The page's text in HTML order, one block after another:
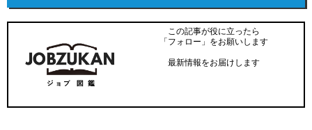
この記事が役に立ったら
「フォロー」をお願いします
最新情報をお届けします